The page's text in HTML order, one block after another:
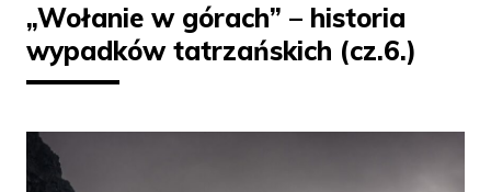
„Wołanie w górach” – historia
wypadków tatrzańskich (cz.6.)